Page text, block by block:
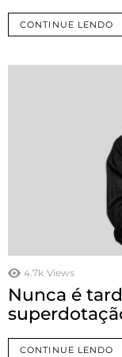
CONTINUE LENDO
4.7k Views
Nunca é
CONTINUE LENDO